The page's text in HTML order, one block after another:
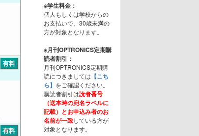
有料
有料
※学生料金：
個人もしくは学校からの
お支払いで、30歳未満の
方が対象となります。
※月刊OPTRONICS定期購
読者割引：
月刊OPTRONICS定期購
読につきましては 【こち
ら】 をご確認ください。
購読者割引は読者番号
（送本時の宛名ラベルに
記載）とお申込み者のお
名前が一致している方が
対象となります。